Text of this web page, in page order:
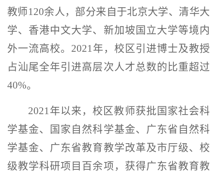
教师120余人，部分来自于北京大学、清华大
学、香港中文大学、新加坡国立大学等境内
外一流高校。 2021 年，校区引进博士及教授
占汕尾全年引进高层次人才总数的比重超过
40%。
2021 年以来，校区教师获批国家社会科
学基金、国家自然科学基金、广东省自然科
学基金、广东省教育教学改革及市厅级、校
级教学科研项目百余项，获得广东省教育教